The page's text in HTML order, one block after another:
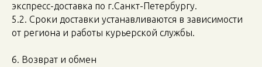
экспресс-доставка по г.Санкт-Петербургу.
5.2. Сроки доставки устанавливаются в зависимости
от региона и работы курьерской службы.
6. Возврат и обмен